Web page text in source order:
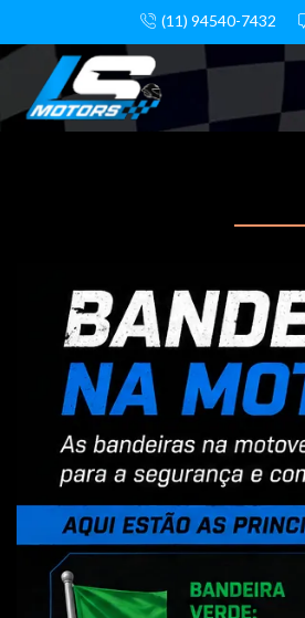
(11) 94540-7432